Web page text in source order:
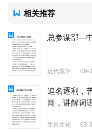
相关推荐
总参谋部---
近代战争 09-
追名逐利，
肖，讲解词
生肖文化 03-